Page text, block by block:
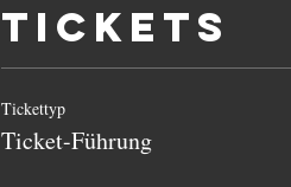
Tickets
Tickettyp
Ticket-Führung